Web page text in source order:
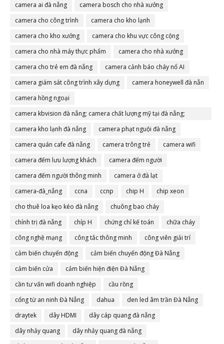
camera ai đà nẵng
camera bosch cho nhà xưởng
camera cho công trình
camera cho kho lạnh
camera cho kho xưởng
camera cho khu vực công cộng
camera cho nhà máy thực phẩm
camera cho nhà xưởng
camera cho trẻ em đà nẵng
camera cảnh báo cháy nổ AI
camera giám sát công trình xây dựng
camera honeywell đà nẵn
camera hồng ngoại
camera kbvision đà nẵng; camera chất lượng mỹ tại đà nẵng;
camera đà nẵng
camera kho lạnh đà nẵng
camera phạt nguội đà nẵng
camera quán cafe đà nẵng
camera trông trẻ
camera wifi
camera đếm lưu lượng khách
camera đếm người
camera đếm người thông minh
camera ở đà lạt
camera-đà_nẵng
ccna ccnp chip H
chip xeon
cho thuê loa kẹo kéo đà nẵng
chuông bao cháy
chính trị đà nẵng
chíp H chứng chỉ kế toán
chữa cháy
công nghệ mạng
công tắc thông minh
công viên giải trí
cảm biến chuyển động
cảm biến chuyển động Đà Nẵng
cảm biến cửa
cảm biến hiện điện Đà Nẵng
cần tư vấn wifi doanh nghiệp
cầu rồng
cổng từ an ninh Đà Nẵng
dahua
den led âm trần Đà Nẵng
draytek
dây HDMI
dây cáp quang đà nẵng
dây nhảy quang
dây nhảy quang đà nẵng